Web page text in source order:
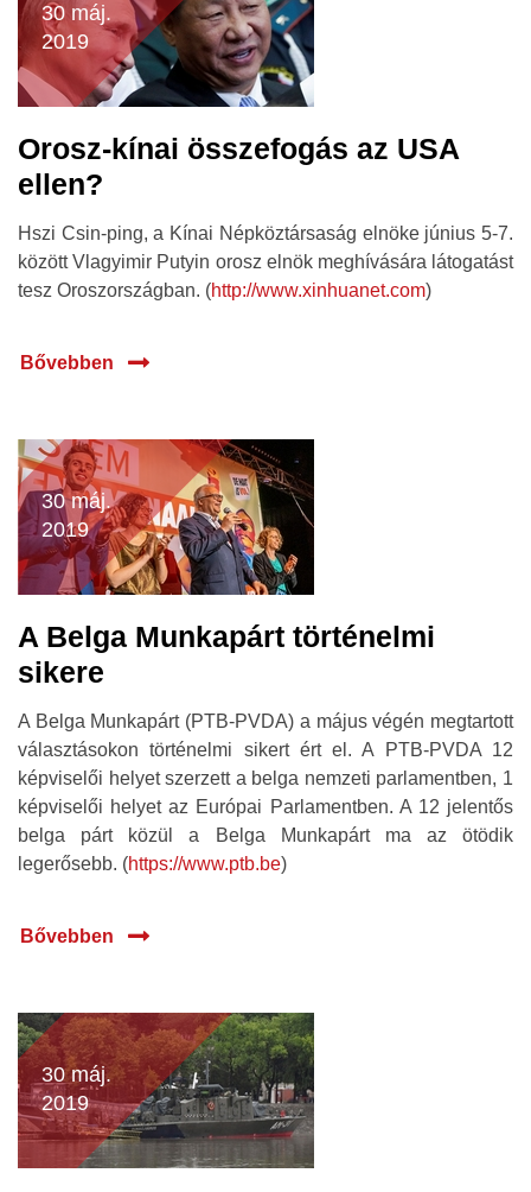
30 máj.
2019
Orosz-kínai összefogás az USA
ellen?
Hszi Csin-ping, a Kínai Népköztársaság elnöke június 5-7.
között Vlagyimir Putyin orosz elnök meghívására látogatást
tesz Oroszországban. (http://www.xinhuanet.com)
Bővebben
30 máj.
2019
A Belga Munkapárt történelmi
sikere
A Belga Munkapárt (PTB-PVDA) a május végén megtartott
választásokon történelmi sikert ért el. A PTB-PVDA 12
képviselői helyet szerzett a belga nemzeti parlamentben, 1
képviselői helyet az Európai Parlamentben. A 12 jelentős
belga párt közül a Belga Munkapárt ma az ötödik
legerősebb. (https://www.ptb.be)
Bővebben
30 máj.
2019